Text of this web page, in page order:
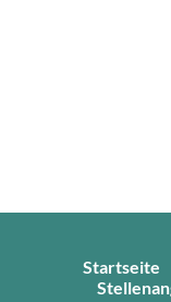
Startseite